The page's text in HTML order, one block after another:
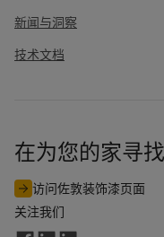
新闻与洞察
技术文档
在为您的家寻
访问佐敦装饰漆页面
关注我们